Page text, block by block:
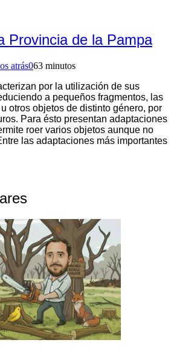
Provincia de la Pampa
atrás063 minutos
por la utilización de sus
a pequeños fragmentos, las
otros objetos de distinto género, por
Para ésto presentan adaptaciones
roer varios objetos aunque no
las adaptaciones más importantes